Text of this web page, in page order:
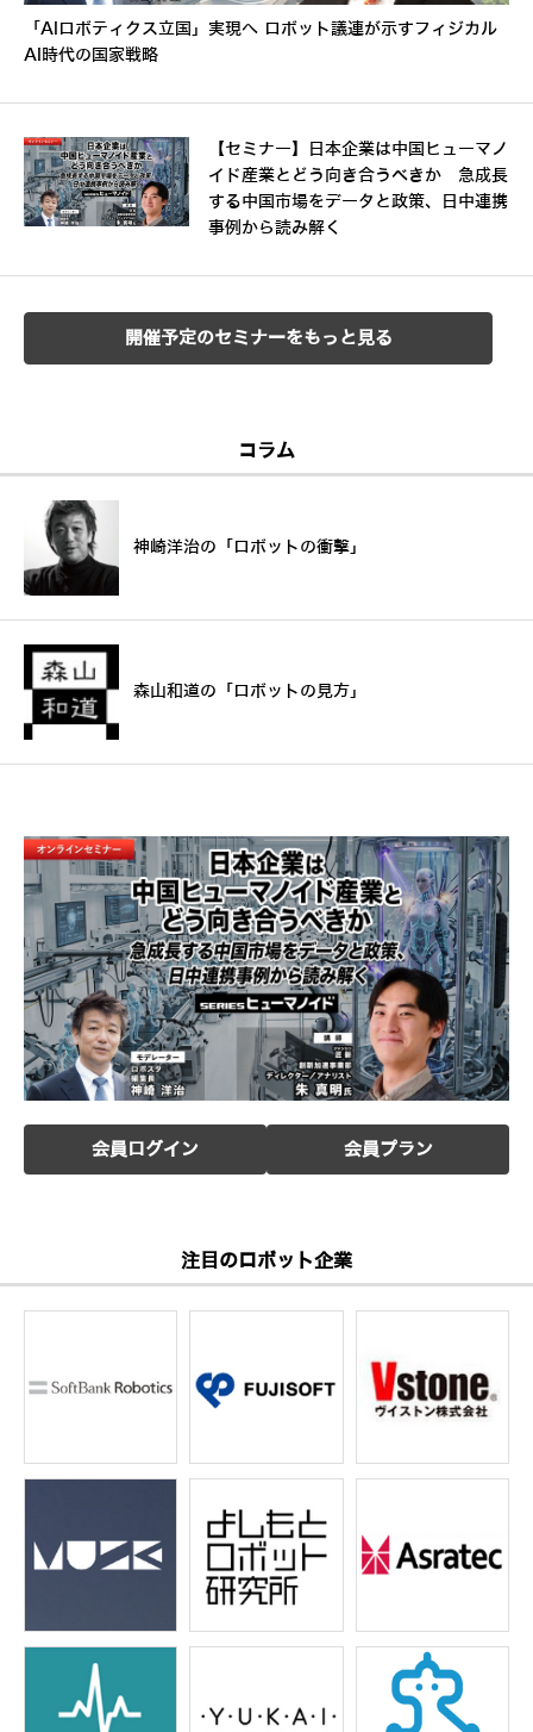
「AIロボティクス立国」実現へ ロボット議連が示すフィジカル
AI時代の国家戦略
【セミナー】日本企業は中国ヒューマノ
イド産業とどう向き合うべきか 急成長
する中国市場をデータと政策、日中連携
事例から読み解く
開催予定のセミナーをもっと見る
コラム
神崎洋治の「ロボットの衝撃」
森山和道の「ロボットの見方」
会員ログイン 会員プラン
注目のロボット企業